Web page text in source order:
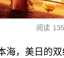
阅读
海，美日的